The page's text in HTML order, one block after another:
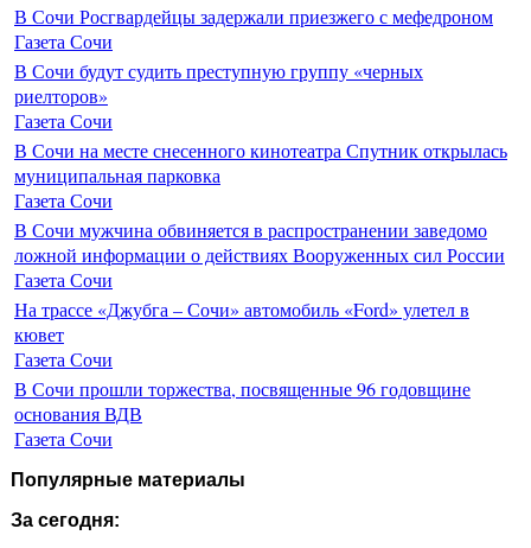
В Сочи Росгвардейцы задержали приезжего с мефедроном
Газета Сочи
В Сочи будут судить преступную группу «черных
риелторов»
Газета Сочи
В Сочи на месте снесенного кинотеатра Спутник открылась
муниципальная парковка
Газета Сочи
В Сочи мужчина обвиняется в распространении заведомо
ложной информации о действиях Вооруженных сил России
Газета Сочи
На трассе «Джубга – Сочи» автомобиль «Ford» улетел в
кювет
Газета Сочи
В Сочи прошли торжества, посвященные 96 годовщине
основания ВДВ
Газета Сочи
Популярные материалы
За сегодня: